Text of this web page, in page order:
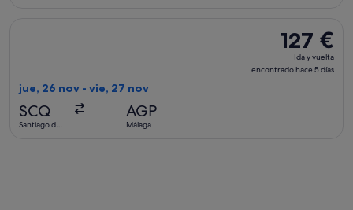
127 €
Ida
y
127 €
Ida y vuelta
encontrado hace 5 días
jue, 26 nov - vie, 27 nov
SCQ
Santiago de
AGP
Málaga